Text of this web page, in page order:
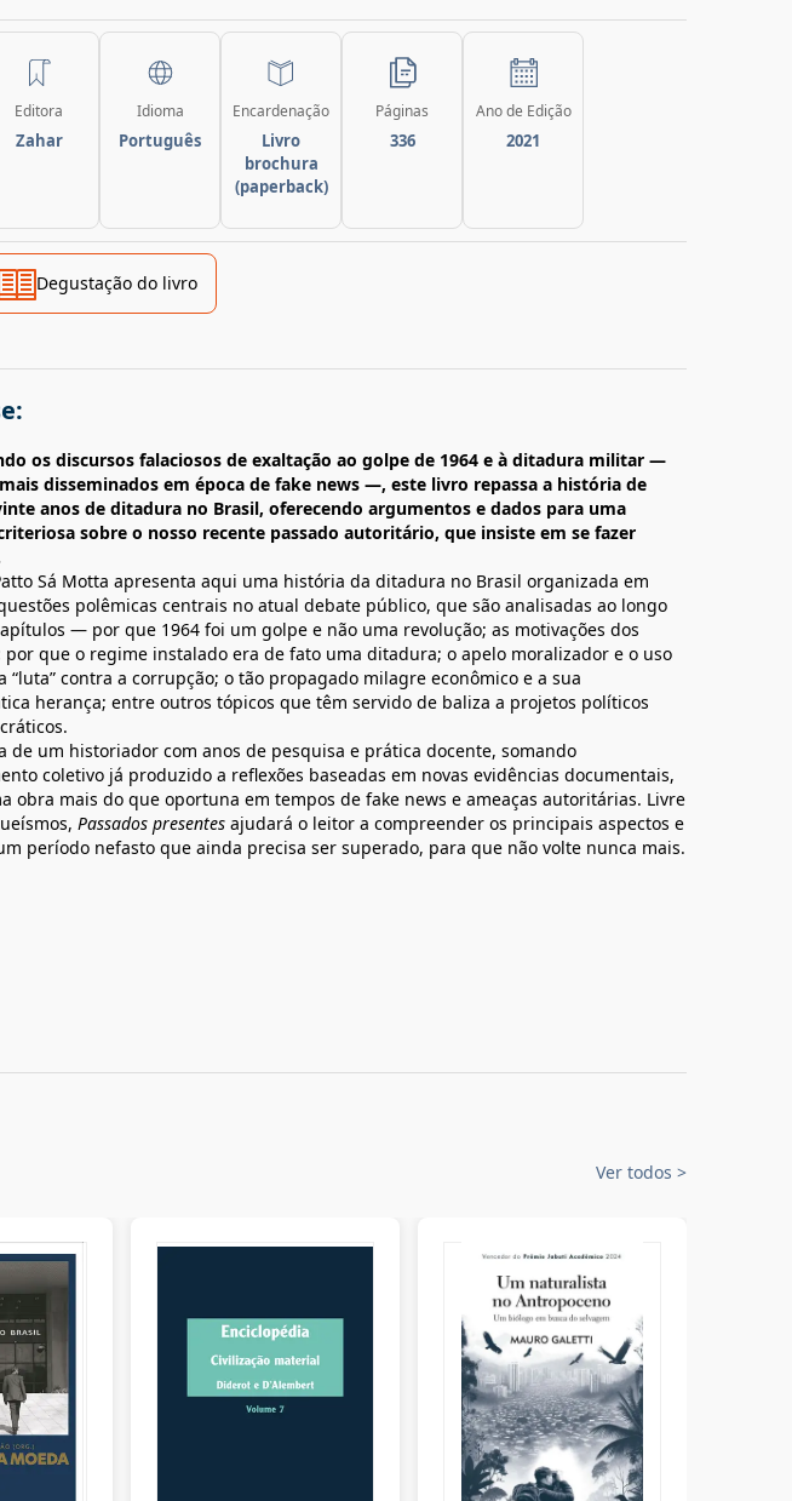
Editora
Zahar
Idioma
Português
Encardenação
Livro
brochura
(paperback)
Páginas
336
Ano de Edição
2021
Degustação do livro
os discursos falaciosos de exaltação ao golpe de 1964 e à ditadura militar —
disseminados em época de fake news —, este livro repassa a história de
anos de ditadura no Brasil, oferecendo argumentos e dados para uma
sobre o nosso recente passado autoritário, que insiste em se fazer
Sá Motta apresenta aqui uma história da ditadura no Brasil organizada em
polêmicas centrais no atual debate público, que são analisadas ao longo
— por que 1964 foi um golpe e não uma revolução; as motivações dos
por que o regime instalado era de fato uma ditadura; o apelo moralizador e o uso
“luta” contra a corrupção; o tão propagado milagre econômico e a sua
herança; entre outros tópicos que têm servido de baliza a projetos políticos
de um historiador com anos de pesquisa e prática docente, somando
coletivo já produzido a reflexões baseadas em novas evidências documentais,
obra mais do que oportuna em tempos de fake news e ameaças autoritárias. Livre
Passados presentes ajudará o leitor a compreender os principais aspectos e
período nefasto que ainda precisa ser superado, para que não volte nunca mais.
Ver todos >